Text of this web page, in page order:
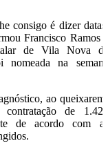
consigo é dizer datas,
Francisco Ramos à
de Vila Nova de
nomeada na semana
ao queixarem-
de 1.424
de acordo com as